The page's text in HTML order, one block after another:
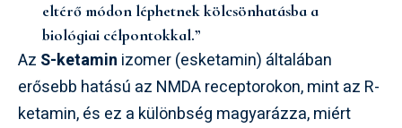
eltérő módon léphetnek kölcsönhatásba a
biológiai célpontokkal.”
Az S-ketamin izomer (esketamin) általában
erősebb hatású az NMDA receptorokon, mint az R-
ketamin, és ez a különbség magyarázza, miért